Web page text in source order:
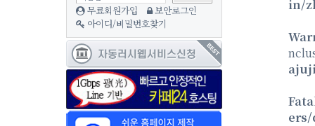
무료회원가입
보안로그인
아이디/비밀번호찾기
in/